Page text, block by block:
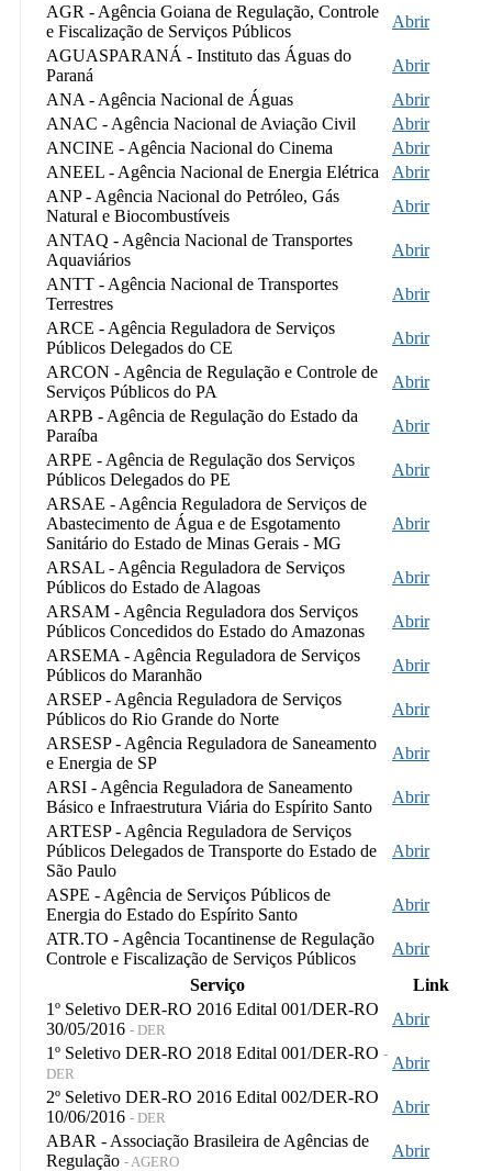
AGR - Agência Goiana de Regulação, Controle
e Fiscalização de Serviços Públicos
Abrir
AGUASPARANÁ - Instituto das Águas do
Paraná
Abrir
ANA - Agência Nacional de Águas
Abrir
ANAC - Agência Nacional de Aviação Civil
Abrir
ANCINE - Agência Nacional do Cinema
Abrir
ANEEL - Agência Nacional de Energia Elétrica
Abrir
ANP - Agência Nacional do Petróleo, Gás
Natural e Biocombustíveis
Abrir
ANTAQ - Agência Nacional de Transportes
Aquaviários
Abrir
ANTT - Agência Nacional de Transportes
Terrestres
Abrir
ARCE - Agência Reguladora de Serviços
Públicos Delegados do CE
Abrir
ARCON - Agência de Regulação e Controle de
Serviços Públicos do PA
Abrir
ARPB - Agência de Regulação do Estado da
Paraíba
Abrir
ARPE - Agência de Regulação dos Serviços
Públicos Delegados do PE
Abrir
ARSAE - Agência Reguladora de Serviços de
Abastecimento de Água e de Esgotamento
Sanitário do Estado de Minas Gerais - MG
Abrir
ARSAL - Agência Reguladora de Serviços
Públicos do Estado de Alagoas
Abrir
ARSAM - Agência Reguladora dos Serviços
Públicos Concedidos do Estado do Amazonas
Abrir
ARSEMA - Agência Reguladora de Serviços
Públicos do Maranhão
Abrir
ARSEP - Agência Reguladora de Serviços
Públicos do Rio Grande do Norte
Abrir
ARSESP - Agência Reguladora de Saneamento
e Energia de SP
Abrir
ARSI - Agência Reguladora de Saneamento
Básico e Infraestrutura Viária do Espírito Santo
Abrir
ARTESP - Agência Reguladora de Serviços
Públicos Delegados de Transporte do Estado de
São Paulo
Abrir
ASPE - Agência de Serviços Públicos de
Energia do Estado do Espírito Santo
Abrir
ATR.TO - Agência Tocantinense de Regulação
Controle e Fiscalização de Serviços Públicos
Abrir
Serviço
Link
1º Seletivo DER-RO 2016 Edital 001/DER-RO
30/05/2016 - DER
Abrir
1º Seletivo DER-RO 2018 Edital 001/DER-RO -
DER
Abrir
2º Seletivo DER-RO 2016 Edital 002/DER-RO
10/06/2016 - DER
Abrir
ABAR - Associação Brasileira de Agências de
Regulação - AGERO
Abrir